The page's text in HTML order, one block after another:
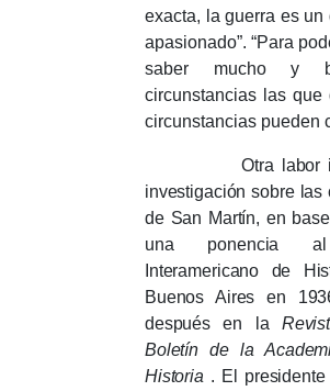
exacta, la guerra es
apasionado”.“Para
saber mucho y
circunstancias las que
circunstancias pueden
Otra labor
investigación sobre las
de San Martín, en
una ponencia
Interamericano de
Buenos Aires en
después en la
Boletín de la
Historia . El